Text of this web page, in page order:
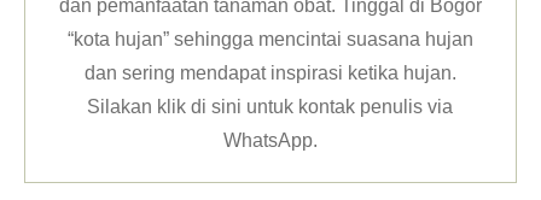
dan pemanfaatan tanaman obat. Tinggal di Bogor
“kota hujan” sehingga mencintai suasana hujan
dan sering mendapat inspirasi ketika hujan.
Silakan klikdi sini untuk kontak penulis via
WhatsApp.